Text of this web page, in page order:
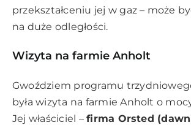
przekształceniu jej w gaz – może
na duże odległości.
Wizyta na farmie Anholt
Gwoździem programu
była wizyta na farmie Anholt o
Jej właściciel –firma Orsted